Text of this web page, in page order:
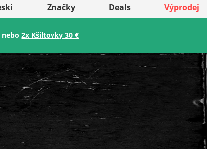
Uložit
Značky Deals Výprodej
nebo2x Kšiltovky 30 €